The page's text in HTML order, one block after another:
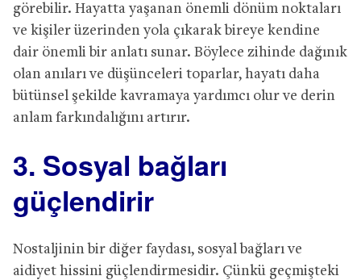
görebilir. Hayatta yaşanan önemli dönüm noktaları
ve kişiler üzerinden yola çıkarak bireye kendine
dair önemli bir anlatı sunar. Böylece zihinde dağınık
olan anıları ve düşünceleri toparlar, hayatı daha
bütünsel şekilde kavramaya yardımcı olur ve derin
anlam farkındalığını artırır.
3. Sosyal bağları
güçlendirir
Nostaljinin bir diğer faydası, sosyal bağları ve
aidiyet hissini güçlendirmesidir. Çünkü geçmişteki